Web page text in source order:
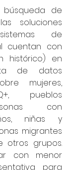
de
soluciones
de
cuentan con
histórico) en
de datos
mujeres,
pueblos
con
niñas y
migrantes
otros grupos.
con menor
para